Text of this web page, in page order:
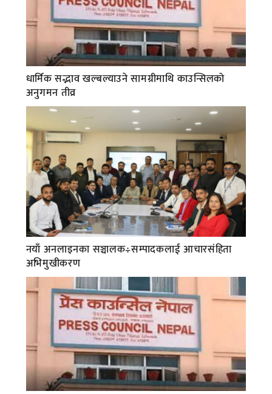
धार्मिक सद्भाव खल्बल्याउने सामग्रीमाथि काउन्सिलको
अनुगमन तीव्र
नयाँ अनलाइनका सञ्चालक÷सम्पादकलाई आचारसंहिता
अभिमुखीकरण